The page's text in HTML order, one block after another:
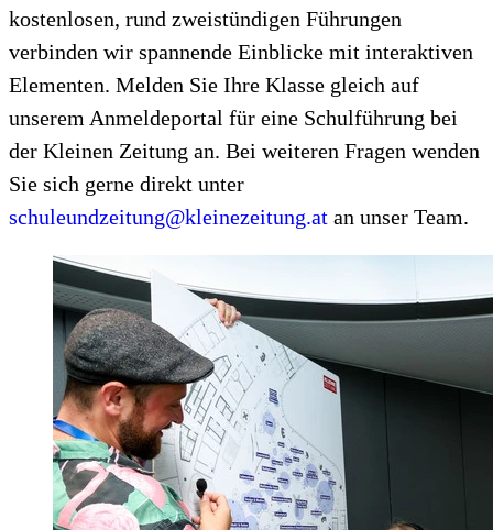
kostenlosen, rund zweistündigen Führungen
verbinden wir spannende Einblicke mit interaktiven
Elementen. Melden Sie Ihre Klasse gleich auf
unserem Anmeldeportal für eine Schulführung bei
der Kleinen Zeitung an. Bei weiteren Fragen wenden
Sie sich gerne direkt unter
schuleundzeitung@kleinezeitung.at an unser Team.